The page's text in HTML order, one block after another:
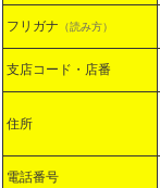
フリガナ （読み方）
支店コード・店番
住所
電話番号